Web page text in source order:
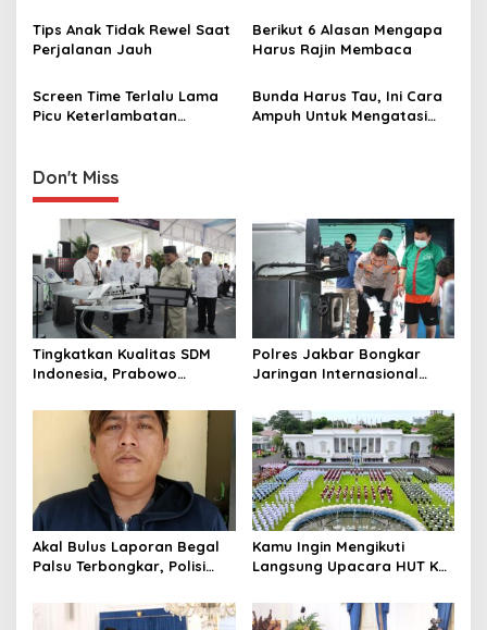
a
t
i
o
Tips Anak Tidak Rewel Saat
Perjalanan Jauh
Berikut 6 Alasan Mengapa
Harus Rajin Membaca
Screen Time Terlalu Lama
Picu Keterlambatan
Bunda Harus Tau, Ini Cara
Ampuh Untuk Mengatasi
Don't Miss
Tingkatkan Kualitas SDM
Indonesia, Prabowo
hingga Undang Universitas
Terbaik Dunia
Polres Jakbar Bongkar
Jaringan Internasional
Narkoba, 7 Tersangka
Diringkus dan Barang Bukti
1,1 Ton Rp119 Miliar
Dimusnahkan
Akal Bulus Laporan Begal
Palsu Terbongkar, Polisi
Perusahaan untuk Crypto
Kamu Ingin Mengikuti
Langsung Upacara HUT Ke-
Istana? Ini Link
Pendaftaran Resminya di